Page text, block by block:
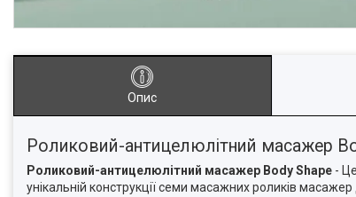
Опис
Роликовий-антицелюлітний масажер
Роликовий-антицелюлітний масажер Body Shape -
унікальній конструкції семи масажних роликів